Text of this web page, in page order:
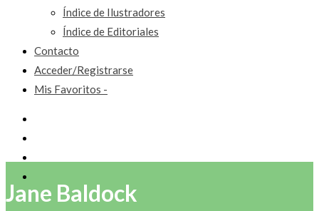
Índice de Ilustradores
Índice de Editoriales
Contacto
Acceder/Registrarse
Mis Favoritos -
Jane Baldock